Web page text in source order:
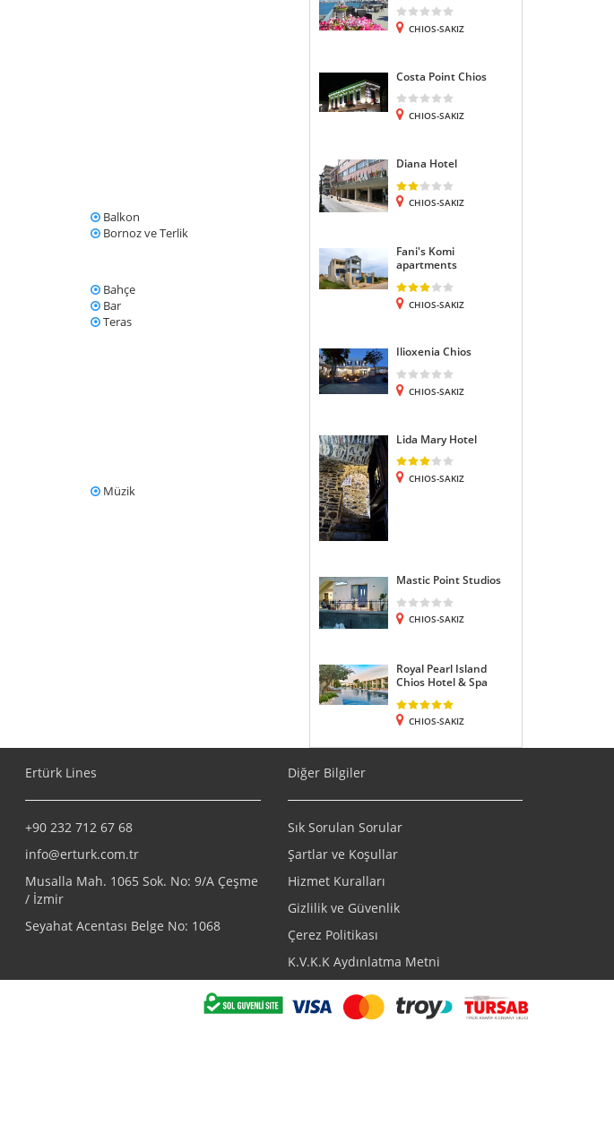
Balkon
Bornoz ve Terlik
Bahçe
Bar
Teras
Müzik
CHIOS-SAKIZ
Costa Point Chios
CHIOS-SAKIZ
Diana Hotel
CHIOS-SAKIZ
Fani's Komi
apartments
CHIOS-SAKIZ
Ilioxenia Chios
CHIOS-SAKIZ
Lida Mary Hotel
CHIOS-SAKIZ
Mastic Point Studios
CHIOS-SAKIZ
Royal Pearl Island
Chios Hotel & Spa
CHIOS-SAKIZ
Ertürk Lines
+90 232 712 67 68
info@erturk.com.tr
Musalla Mah. 1065 Sok. No: 9/A Çeşme
/ İzmir
Seyahat Acentası Belge No: 1068
Diğer Bilgiler
Sık Sorulan Sorular
Şartlar ve Koşullar
Hizmet Kuralları
Gizlilik ve Güvenlik
Çerez Politikası
K.V.K.K Aydınlatma Metni